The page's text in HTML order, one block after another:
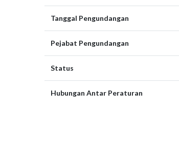
Tanggal Pengundangan
Pejabat Pengundangan
Status
Hubungan Antar Peraturan